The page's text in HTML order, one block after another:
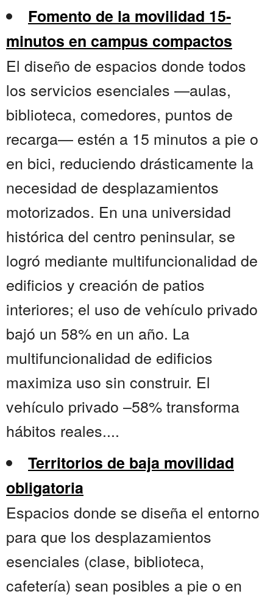
Fomento de la movilidad 15-
minutos en campus compactos
El diseño de espacios donde todos
los servicios esenciales —aulas,
biblioteca, comedores, puntos de
recarga— estén a 15 minutos a pie o
en bici, reduciendo drásticamente la
necesidad de desplazamientos
motorizados. En una universidad
histórica del centro peninsular, se
logró mediante multifuncionalidad de
edificios y creación de patios
interiores; el uso de vehículo privado
bajó un 58% en un año. La
multifuncionalidad de edificios
maximiza uso sin construir. El
vehículo privado –58% transforma
hábitos reales....
Territorios de baja movilidad
obligatoria
Espacios donde se diseña el entorno
para que los desplazamientos
esenciales (clase, biblioteca,
cafetería) sean posibles a pie o en